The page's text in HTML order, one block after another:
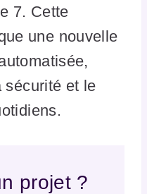
7. Cette
une nouvelle
sécurité et le
projet ?